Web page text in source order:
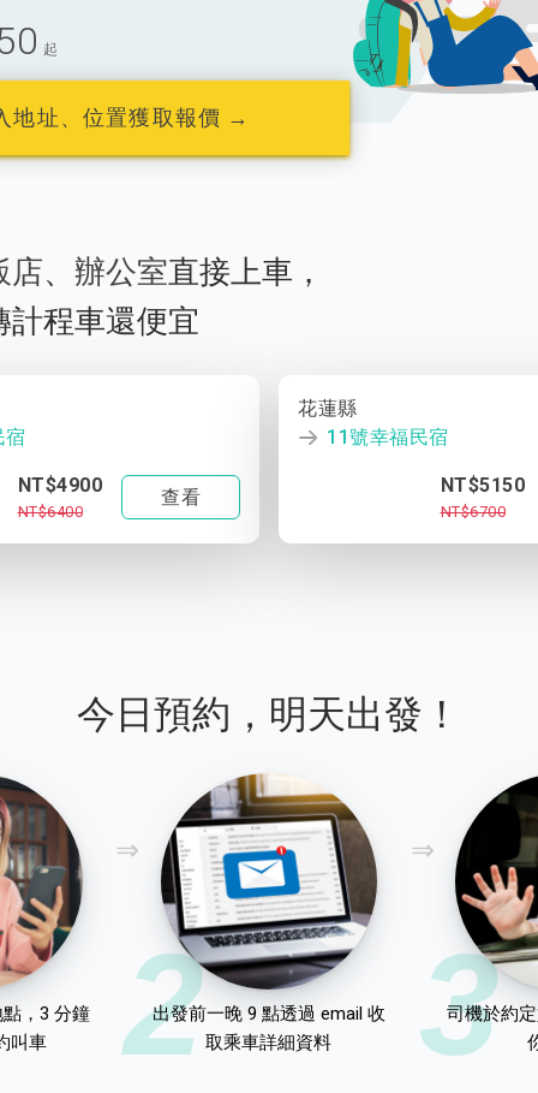
起
地址、位置獲取報價 →
店、 辦公室直接上車，
計程車還便宜
宿
NT$4900
NT$6400
查看
花蓮縣
11號幸福民宿
NT$5150
NT$6700
今日預約，明天出發！
，3 分鐘
叫車
2
出發前一晚 9 點透過 email 收
取乘車詳細資料
3
司機於約